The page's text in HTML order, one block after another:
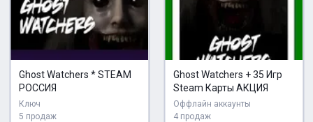
Ghost Watchers * STEAM
РОССИЯ
Ключ
5 продаж
Ghost Watchers + 35 Игр
Steam Карты АКЦИЯ
Оффлайн аккаунты
4 продаж